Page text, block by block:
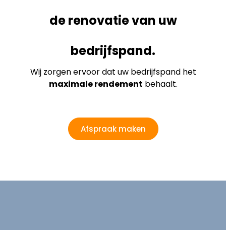
de renovatie van uw
bedrijfspand.
Wij zorgen ervoor dat uw bedrijfspand het
maximale rendement behaalt.
Afspraak maken